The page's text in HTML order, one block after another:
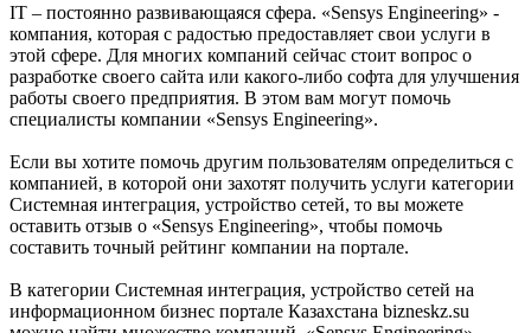
IT – постоянно развивающаяся сфера. «Sensys Engineering» -
компания, которая с радостью предоставляет свои услуги в
этой сфере. Для многих компаний сейчас стоит вопрос о
разработке своего сайта или какого-либо софта для улучшения
работы своего предприятия. В этом вам могут помочь
специалисты компании «Sensys Engineering».
Если вы хотите помочь другим пользователям определиться с
компанией, в которой они захотят получить услуги категории
Системная интеграция, устройство сетей, то вы можете
оставить отзыв о «Sensys Engineering», чтобы помочь
составить точный рейтинг компании на портале.
В категории Системная интеграция, устройство сетей на
информационном бизнес портале Казахстана bizneskz.su